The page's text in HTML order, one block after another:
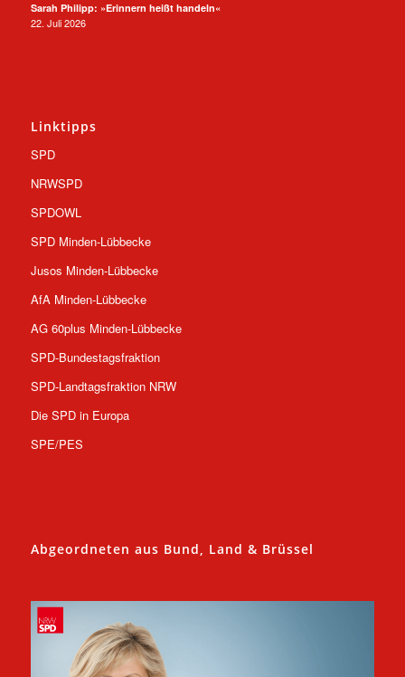
Sarah Philipp: »Erinnern heißt handeln«
22. Juli 2026
Linktipps
SPD
NRWSPD
SPDOWL
SPD Minden-Lübbecke
Jusos Minden-Lübbecke
AfA Minden-Lübbecke
AG 60plus Minden-Lübbecke
SPD-Bundestagsfraktion
SPD-Landtagsfraktion NRW
Die SPD in Europa
SPE/PES
Abgeordneten aus Bund, Land & Brüssel